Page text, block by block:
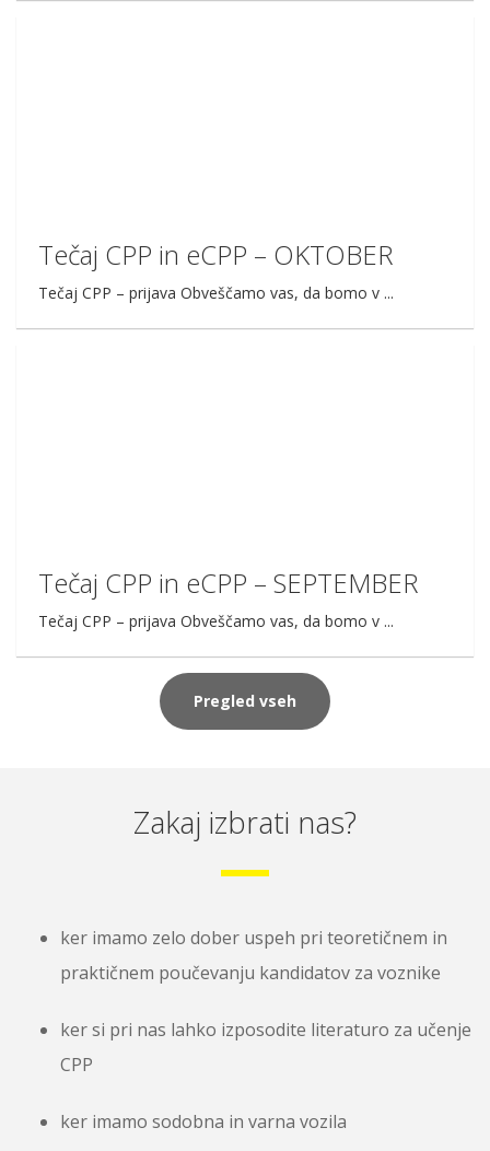
Tečaj CPP in eCPP – OKTOBER
Tečaj CPP – prijava Obveščamo vas, da bomo v ...
Tečaj CPP in eCPP – SEPTEMBER
Tečaj CPP – prijava Obveščamo vas, da bomo v ...
Pregled vseh
Zakaj izbrati nas?
ker imamo zelo dober uspeh pri teoretičnem in
praktičnem poučevanju kandidatov za voznike
ker si pri nas lahko izposodite literaturo za učenje
CPP
ker imamo sodobna in varna vozila